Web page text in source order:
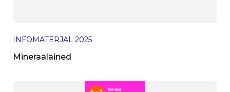
INFOMATERJAL 2025
Mineraalained